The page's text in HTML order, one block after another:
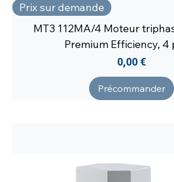
Prix sur demande
MT3 112MA/4 Moteur
Premium Efficiency, 4
Prix
0,00 €
Précommander